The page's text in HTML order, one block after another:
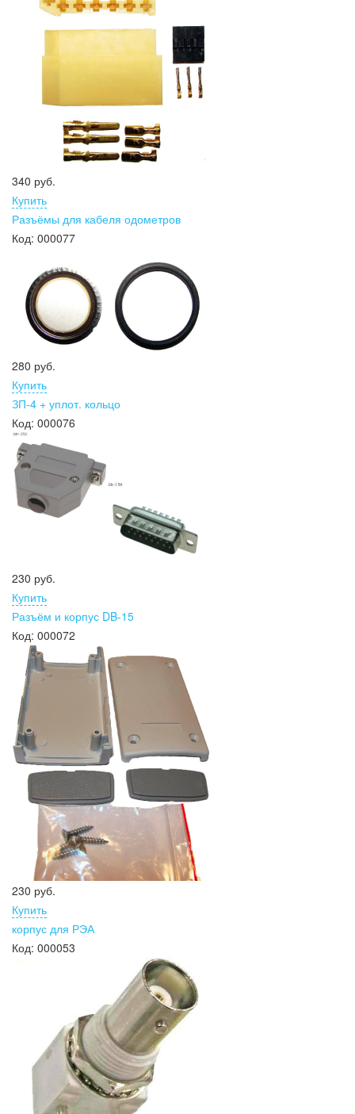
340 руб.
Купить
Разъёмы для кабеля одометров
Код: 000077
280 руб.
Купить
ЗП-4 + уплот. кольцо
Код: 000076
230 руб.
Купить
Разъём и корпус DB-15
Код: 000072
230 руб.
Купить
корпус для РЭА
Код: 000053